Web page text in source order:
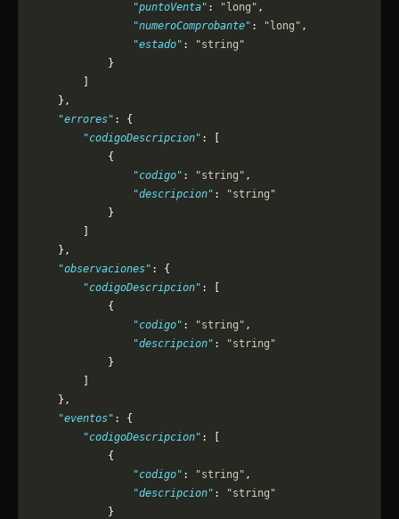
                "puntoVenta"
: "long" ,
                "numeroComprobante"
: "long" ,
                "estado"
:
"string"
            }
    },
    "errores"
: {
        "codigoDescripcion"
: [
            {
                "codigo"
: "string" ,
                "descripcion"
:
"string"
            }
    },
    "observaciones"
: {
        "codigoDescripcion"
: [
            {
                "codigo"
: "string" ,
                "descripcion"
:
"string"
            }
    },
    "eventos"
: {
        "codigoDescripcion"
: [
            {
                "codigo"
: "string" ,
                "descripcion"
:
"string"
            }